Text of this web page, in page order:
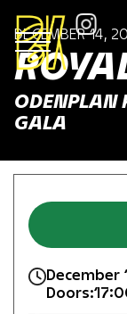
DECEMBER 14,
ODENPLAN
GALA
December
Doors: